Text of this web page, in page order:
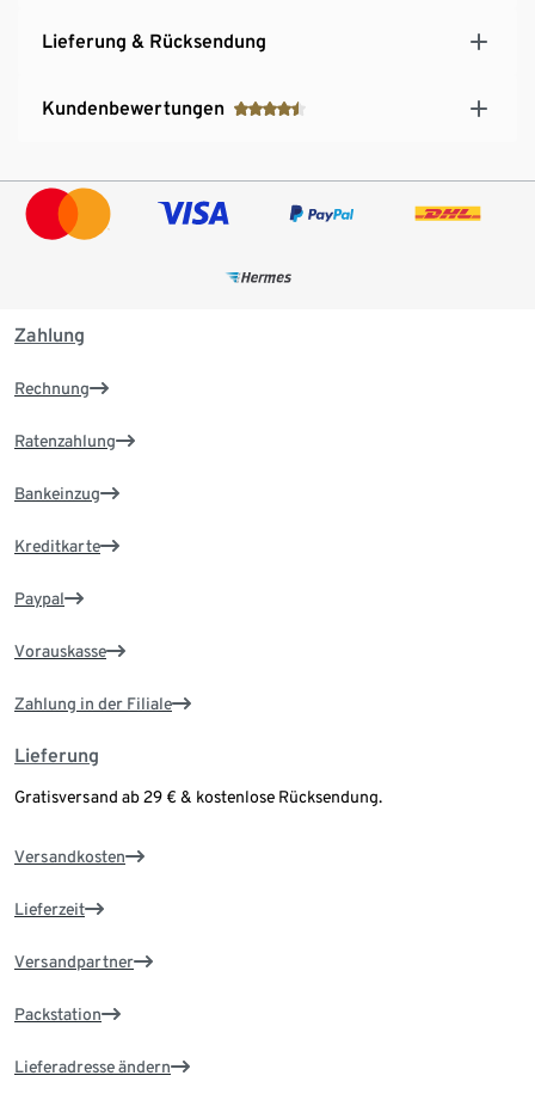
Lieferung & Rücksendung
Kundenbewertungen
Zahlung
Rechnung
Ratenzahlung
Bankeinzug
Kreditkarte
Paypal
Vorauskasse
Zahlung in der Filiale
Lieferung
Gratisversand ab 29 € & kostenlose Rücksendung.
Versandkosten
Lieferzeit
Versandpartner
Packstation
Lieferadresse ändern